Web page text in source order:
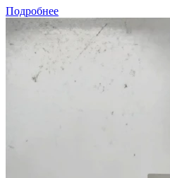
Подробнее